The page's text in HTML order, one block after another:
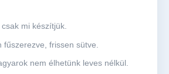
mi készítjük.
frissen sütve.
nem élhetünk leves nélkül.